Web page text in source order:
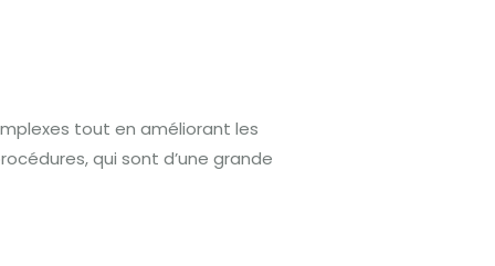
tout en améliorant les
qui sont d’une grande